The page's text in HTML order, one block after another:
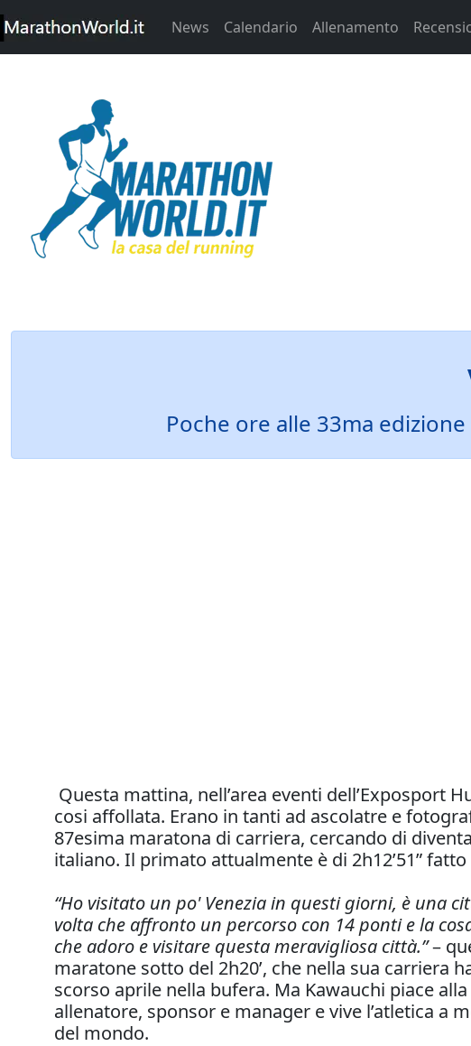
News Calendario Allenamento
Poche ore alle 33ma
Questa mattina, nell’area eventi dell’Exposport
cosi affollata. Erano in tanti ad ascolatre e
87esima maratona di carriera, cercando di
italiano. Il primato attualmente è di 2h12’51”
“Ho visitato un po' Venezia in questi giorni, è una
volta che affronto un percorso con 14 ponti e la
che adoro e visitare questa meravigliosa città.”–
maratone sotto del 2h20’, che nella sua carriera
scorso aprile nella bufera. Ma Kawauchi piace
allenatore, sponsor e manager e vive l’atletica
del mondo.